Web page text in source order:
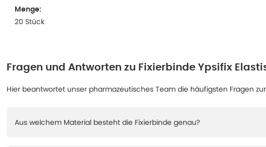
Menge:
20 Stück
Fragen und Antworten zu Fixierbinde Ypsifix
Hier beantwortet unser pharmazeutisches Team die häufigsten Fragen
Aus welchem Material besteht die Fixierbinde genau?